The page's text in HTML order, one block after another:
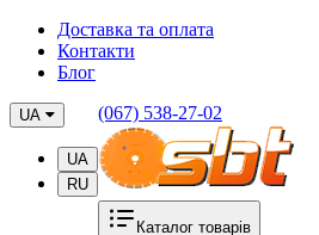
Доставка та оплата
Контакти
Блог
UA
UA
RU
(067) 538-27-02
Каталог товарів